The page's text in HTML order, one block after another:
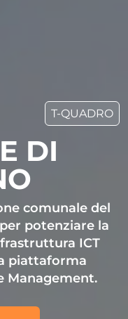
T-QUADRO
DI
comunale del
potenziare la
ICT
piattaforma
Management.